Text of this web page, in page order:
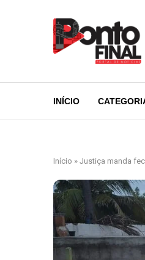
INÍCIO
Início » Justiça manda